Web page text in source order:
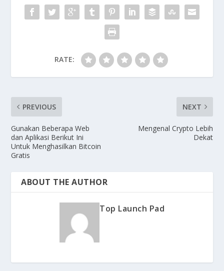
RATE:
PREVIOUS
Gunakan Beberapa Web
dan Aplikasi Berikut Ini
Untuk Menghasilkan Bitcoin
Gratis
NEXT
Mengenal Crypto Lebih
Dekat
ABOUT THE AUTHOR
Top Launch Pad